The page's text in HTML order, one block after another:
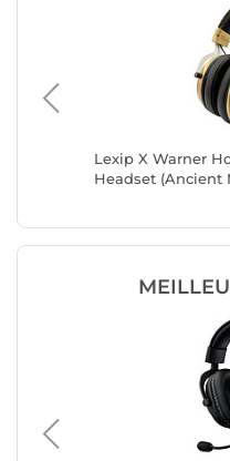
Lexip X Warner
Headset (Ancient